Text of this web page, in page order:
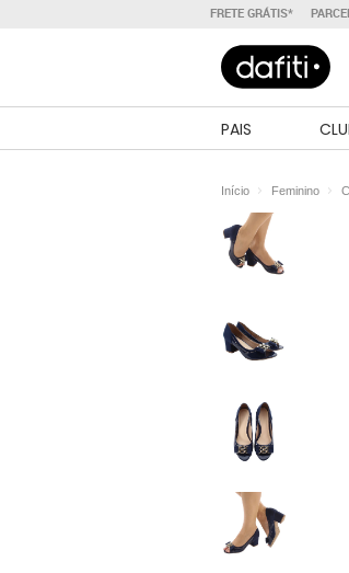
FRETE GRÁTIS*
PAIS
Início Feminino